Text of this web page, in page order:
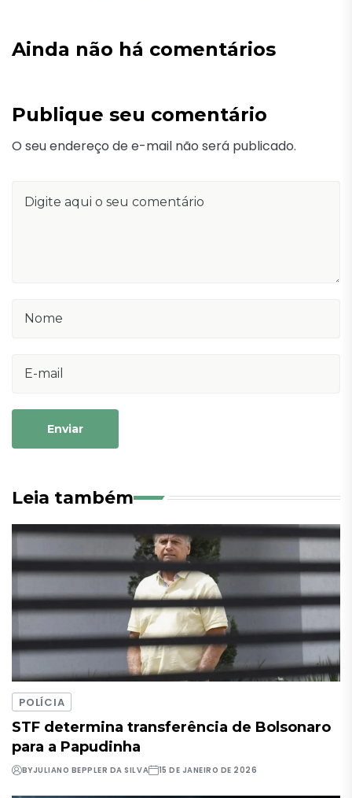
Ainda não há comentários
Publique seu comentário
O seu endereço de e-mail não será publicado.
Enviar
Leia também
POLÍCIA
STF determina transferência de Bolsonaro
para a Papudinha
BYJULIANO BEPPLER DA SILVA 15 DE JANEIRO DE 2026